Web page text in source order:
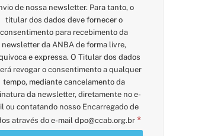
de nossa newsletter. Para tanto, o
titular dos dados deve fornecer o
consentimento para recebimento da
newsletter da ANBA de forma livre,
e expressa. O Titular dos dados
revogar o consentimento a qualquer
tempo, mediante cancelamento da
da newsletter, diretamente no e-
ou contatando nosso Encarregado de
através do e-mail dpo@ccab.org.br *